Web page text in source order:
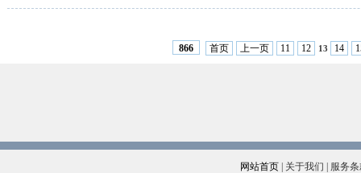
866 首页 上一页 11 12 13 14
网站首页 关于我们
服务